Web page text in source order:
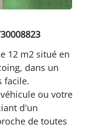
12 m2 situé en
dans un
facile.
ou votre
d'un
de toutes